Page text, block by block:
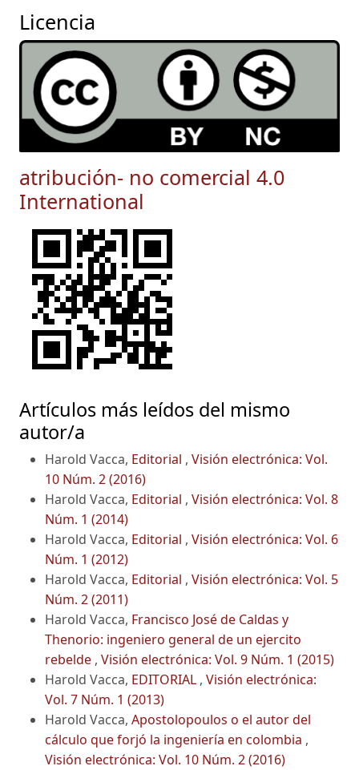
Licencia
atribución- no comercial 4.0
International
Artículos más leídos del mismo
autor/a
Harold Vacca, Editorial , Visión electrónica: Vol.
10 Núm. 2 (2016)
Harold Vacca, Editorial , Visión electrónica: Vol. 8
Núm. 1 (2014)
Harold Vacca, Editorial , Visión electrónica: Vol. 6
Núm. 1 (2012)
Harold Vacca, Editorial , Visión electrónica: Vol. 5
Núm. 2 (2011)
Harold Vacca, Francisco José de Caldas y
Thenorio: ingeniero general de un ejercito
rebelde , Visión electrónica: Vol. 9 Núm. 1 (2015)
Harold Vacca, EDITORIAL , Visión electrónica:
Vol. 7 Núm. 1 (2013)
Harold Vacca, Apostolopoulos o el autor del
cálculo que forjó la ingeniería en colombia ,
Visión electrónica: Vol. 10 Núm. 2 (2016)